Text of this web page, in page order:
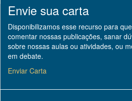
Envie sua carta
Disponibilizamos esse recurso para
comentar nossas publicações, sanar
sobre nossas aulas ou atividades, ou
em debate.
Enviar Carta